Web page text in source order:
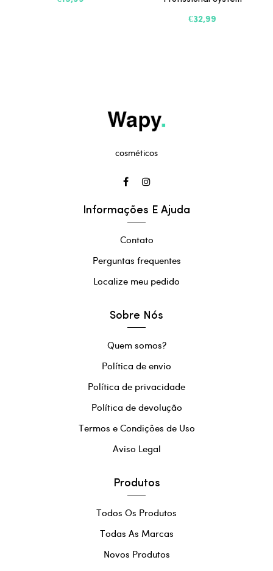
€32,99
cosméticos
Informações E Ajuda
Contato
Perguntas frequentes
Localize meu pedido
Sobre Nós
Quem somos?
Política de envio
Política de privacidade
Política de devolução
Termos e Condições de Uso
Aviso Legal
Produtos
Todos Os Produtos
Todas As Marcas
Novos Produtos